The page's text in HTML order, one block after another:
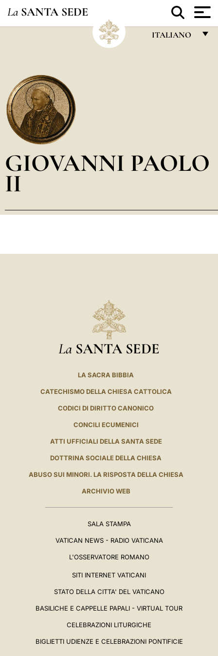
La SANTA SEDE
ITALIANO
POLSKI
GIOVANNI PAOLO
II
La SANTA SEDE
LA SACRA BIBBIA
CATECHISMO DELLA CHIESA CATTOLICA
CODICI DI DIRITTO CANONICO
CONCILI ECUMENICI
ATTI UFFICIALI DELLA SANTA SEDE
DOTTRINA SOCIALE DELLA CHIESA
ABUSO SUI MINORI. LA RISPOSTA DELLA CHIESA
ARCHIVIO WEB
SALA STAMPA
VATICAN NEWS - RADIO VATICANA
L'OSSERVATORE ROMANO
SITI INTERNET VATICANI
STATO DELLA CITTA' DEL VATICANO
BASILICHE E CAPPELLE PAPALI - VIRTUAL TOUR
CELEBRAZIONI LITURGICHE
BIGLIETTI UDIENZE E CELEBRAZIONI PONTIFICIE